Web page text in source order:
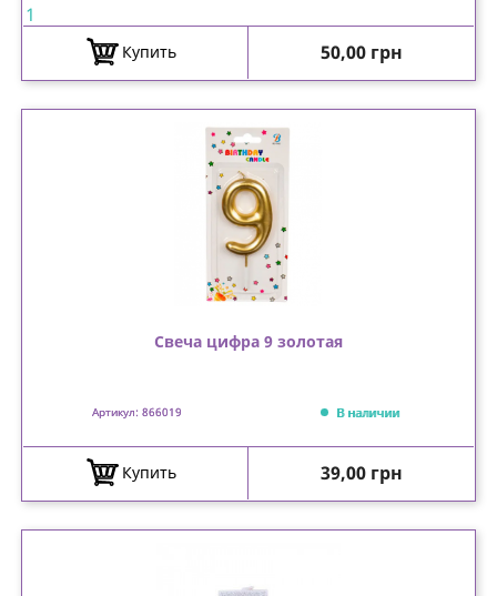
1
Купить Цена
50,00 грн
Свеча цифра 9 золотая
Артикул: 866019 В наличии
Купить Цена
39,00 грн